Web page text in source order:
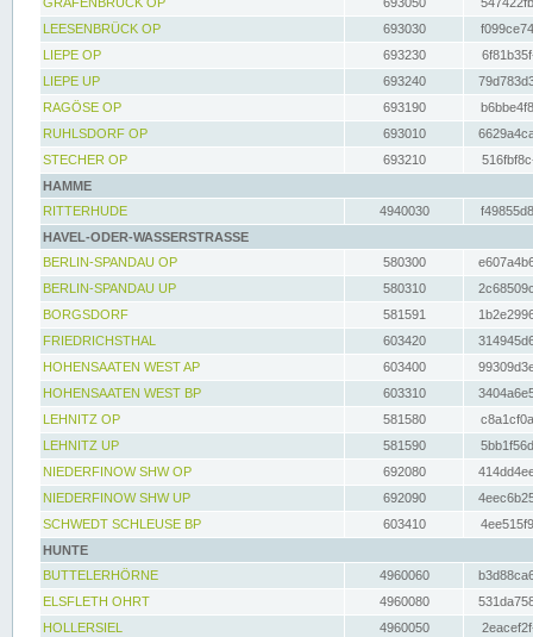
LEESENBRÜCK OP
693030
LIEPE OP
693230
LIEPE UP
693240
RAGÖSE OP
693190
RUHLSDORF OP
693010
STECHER OP
693210
HAMME
RITTERHUDE
4940030
HAVEL-ODER-WASSERSTRASSE
BERLIN-SPANDAU OP
580300
BERLIN-SPANDAU UP
580310
BORGSDORF
581591
FRIEDRICHSTHAL
603420
HOHENSAATEN WEST AP
603400
HOHENSAATEN WEST BP
603310
LEHNITZ OP
581580
LEHNITZ UP
581590
NIEDERFINOW SHW OP
692080
NIEDERFINOW SHW UP
692090
SCHWEDT SCHLEUSE BP
603410
HUNTE
BUTTELERHÖRNE
4960060
ELSFLETH OHRT
4960080
HOLLERSIEL
4960050